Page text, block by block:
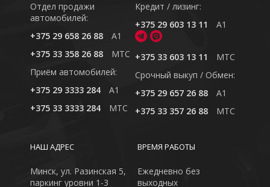
Отдел продажи
автомобилей:
+375 29 658 26 88
A1
+375 33 358 26 88
MTC
Приём автомобилей:
+375 29 3333 284
A1
+375 33 3333 284
MTC
Кредит / лизинг:
+375 29 603 13 11
A1
+375 33 603 13 11
MTC
Cрочный выкуп / Обмен:
+375 29 657 26 88
A1
+375 33 357 26 88
MTC
ВРЕМЯ РАБОТЫ
Ежедневно без
выходных
НАШ АДРЕС
Минск, ул. Разинская 5,
паркинг уровни 1-3